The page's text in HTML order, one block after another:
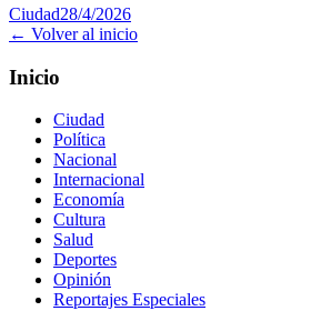
Ciudad28/4/2026
← Volver al inicio
Inicio
Ciudad
Política
Nacional
Internacional
Economía
Cultura
Salud
Deportes
Opinión
Reportajes Especiales